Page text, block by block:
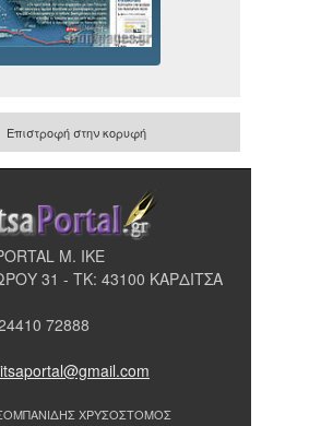
Επιστροφή στην κορυφή
Μ. ΙΚΕ
31 - ΤΚ: 43100 ΚΑΡΔΙΤΣΑ
72888
ΧΡΥΣΟΣΤΟΜΟΣ